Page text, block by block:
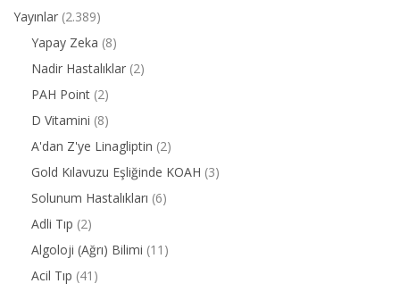
Yayınlar (2.389)
Yapay Zeka (8)
Nadir Hastalıklar (2)
PAH Point (2)
D Vitamini (8)
A'dan Z'ye Linagliptin (2)
Gold Kılavuzu Eşliğinde KOAH (3)
Solunum Hastalıkları (6)
Adli Tıp (2)
Algoloji (Ağrı) Bilimi (11)
Acil Tıp (41)